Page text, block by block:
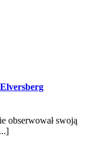
obserwował swoją